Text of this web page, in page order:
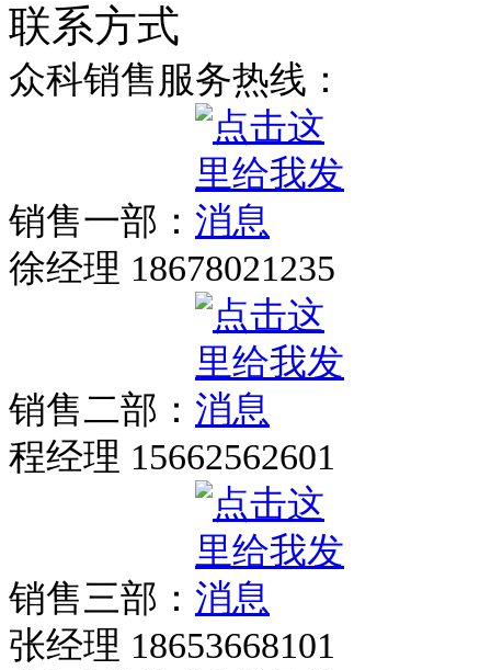
联系方式
众科销售服务热线：
销售一部：
徐经理 18678021235
销售二部：
程经理 15662562601
销售三部：
张经理 18653668101